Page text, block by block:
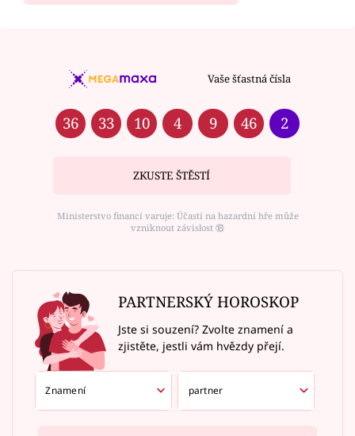
Vaše šťastná čísla
36 33 10 4 9 46 2
ZKUSTE ŠTĚSTÍ
Ministerstvo financí varuje: Účastí na hazardní hře může
vzniknout závislost ⑱
PARTNERSKÝ HOROSKOP
Jste si souzení? Zvolte znamení a
zjistěte, jestli vám hvězdy přejí.